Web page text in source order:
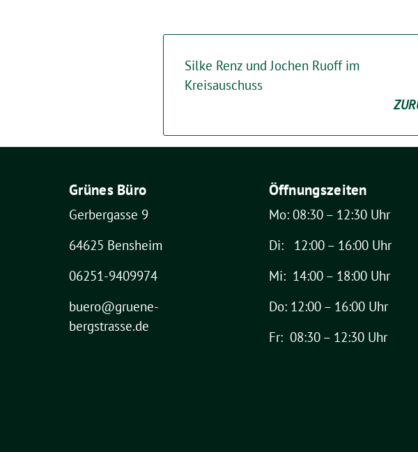
Silke Renz und Jochen Ruoff im
Kreisauschuss
Grünes Büro
Gerbergasse 9
64625 Bensheim
06251-9409974
buero@gruene-
bergstrasse.de
Öffnungszeiten
Mo: 08:30 – 12:30 Uhr
Di: 12:00 – 16:00 Uhr
Mi: 14:00 – 18:00 Uhr
Do: 12:00 – 16:00 Uhr
Fr: 08:30 – 12:30 Uhr